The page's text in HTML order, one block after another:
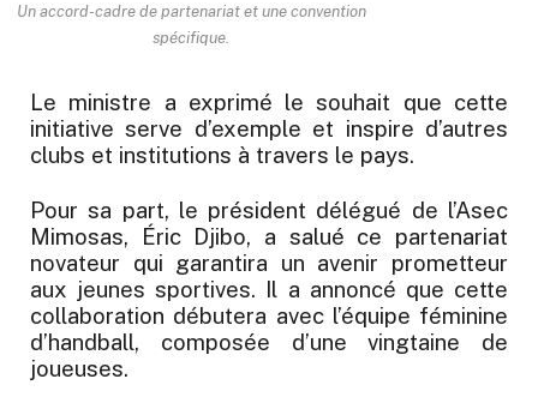
Un accord-cadre de partenariat et une convention
spécifique.
Le ministre a exprimé le souhait que cette
initiative serve d’exemple et inspire d’autres
clubs et institutions à travers le pays.
Pour sa part, le président délégué de l’Asec
Mimosas, Éric Djibo, a salué ce partenariat
novateur qui garantira un avenir prometteur
aux jeunes sportives. Il a annoncé que cette
collaboration débutera avec l’équipe féminine
d’handball, composée d’une vingtaine de
joueuses.